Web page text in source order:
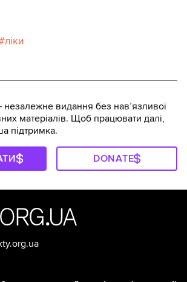
ліки
незалежне видання без навʼязливої
матеріалів. Щоб працювати далі,
підтримка.
DONATE